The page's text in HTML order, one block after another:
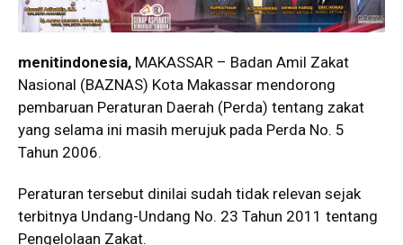
menitindonesia, MAKASSAR – Badan Amil Zakat
Nasional (BAZNAS) Kota Makassar mendorong
pembaruan Peraturan Daerah (Perda) tentang zakat
yang selama ini masih merujuk pada Perda No. 5
Tahun 2006.
Peraturan tersebut dinilai sudah tidak relevan sejak
terbitnya Undang-Undang No. 23 Tahun 2011 tentang
Pengelolaan Zakat.